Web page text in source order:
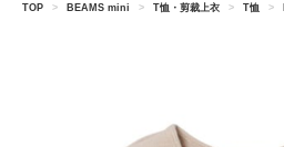
TOP > BEAMS mini > T恤・剪裁上衣 > T恤 >